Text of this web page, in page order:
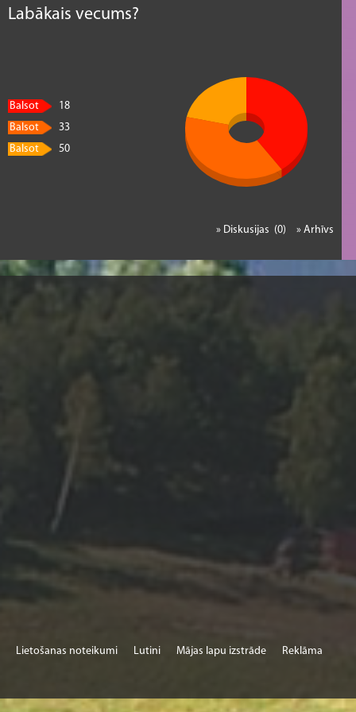
Labākais vecums?
Balsot
18
Balsot
33
Balsot
50
» Arhīvs
» Diskusijas (0)
Lietošanas noteikumi Lutini Mājas lapu izstrāde Reklāma